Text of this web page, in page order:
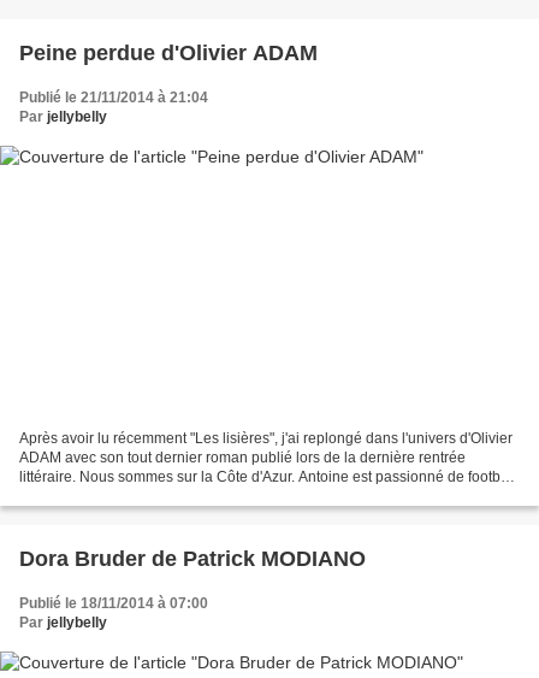
Peine perdue d'Olivier ADAM
Publié le 21/11/2014 à 21:04
Par jellybelly
Après avoir lu récemment "Les lisières", j'ai replongé dans l'univers d'Olivier
ADAM avec son tout dernier roman publié lors de la dernière rentrée
littéraire. Nous sommes sur la Côte d'Azur. Antoine est passionné de football
Dora Bruder de Patrick MODIANO
Publié le 18/11/2014 à 07:00
Par jellybelly